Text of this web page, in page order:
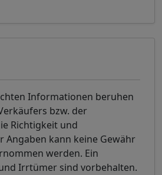
Informationen beruhen
bzw. der
Richtigkeit und
Angaben kann keine Gewähr
werden. Ein
Irrtümer sind vorbehalten.